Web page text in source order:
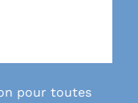
pour toutes